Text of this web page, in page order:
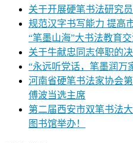
关于开展硬笔书法研究
规范汉字书写能力 提高
“笔墨山海”大书法教育
关于牛献忠同志停职的
“永远听党话，笔墨润万
河南省硬笔书法家协会
傅波当选主席
第二届西安市双笔书法
图书馆举办！